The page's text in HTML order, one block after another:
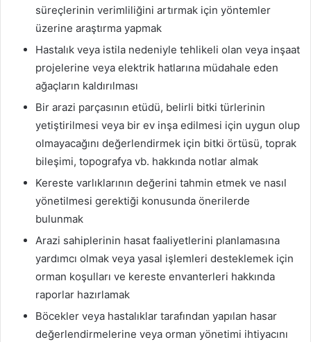
süreçlerinin verimliliğini artırmak için yöntemler
üzerine araştırma yapmak
Hastalık veya istila nedeniyle tehlikeli olan veya inşaat
projelerine veya elektrik hatlarına müdahale eden
ağaçların kaldırılması
Bir arazi parçasının etüdü, belirli bitki türlerinin
yetiştirilmesi veya bir ev inşa edilmesi için uygun olup
olmayacağını değerlendirmek için bitki örtüsü, toprak
bileşimi, topografya vb. hakkında notlar almak
Kereste varlıklarının değerini tahmin etmek ve nasıl
yönetilmesi gerektiği konusunda önerilerde
bulunmak
Arazi sahiplerinin hasat faaliyetlerini planlamasına
yardımcı olmak veya yasal işlemleri desteklemek için
orman koşulları ve kereste envanterleri hakkında
raporlar hazırlamak
Böcekler veya hastalıklar tarafından yapılan hasar
değerlendirmelerine veya orman yönetimi ihtiyacını